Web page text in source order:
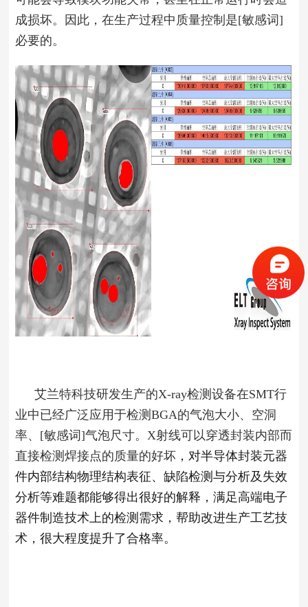
成损坏。因此，在生产过程中质量控制是[敏感词]
必要的。
艾兰特科技研发生产的X-ray检测设备在SMT行
业中已经广泛应用于检测BGA的气泡大小、空洞
率、[敏感词]气泡尺寸。X射线可以穿透封装内部而
直接检测焊接点的质量的好坏，对半导体封装元器
件内部结构物理结构表征、缺陷检测与分析及失效
分析等难题都能够得出很好的解释，满足高端电子
器件制造技术上的检测需求，帮助改进生产工艺技
术，很大程度提升了合格率。